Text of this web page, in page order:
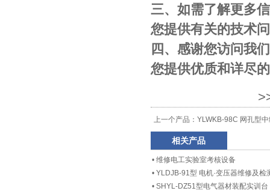
三、如需了解更多
您提供有关的技术
四、感谢您访问我
您提供优质和详尽
上一个产品： YLWKB-98C 网孔型
相关产品
• 维修电工实验室考核设备
• YLDJB-91型 电机·变压器维修及检
• SHYL-DZ51型电气器材装配实训台